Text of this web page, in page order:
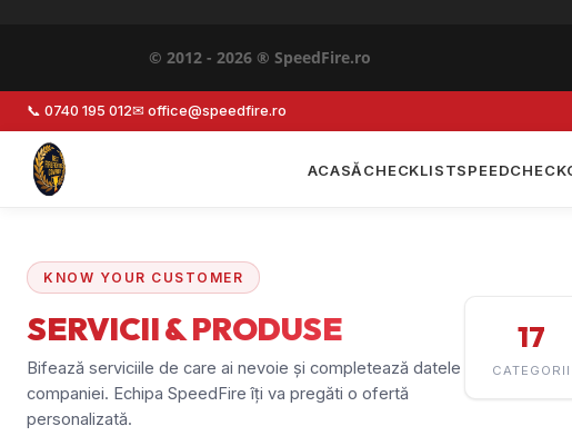
© 2012 - 2026 ® SpeedFire.ro